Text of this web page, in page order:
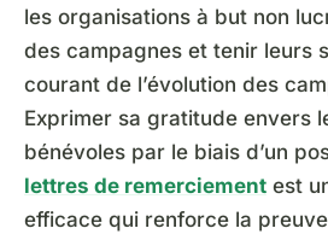
les organisations à but non
des campagnes et tenir leurs
courant de l’évolution des
Exprimer sa gratitude envers
bénévoles par le biais d’un
lettres de remerciement est
efficace qui renforce la